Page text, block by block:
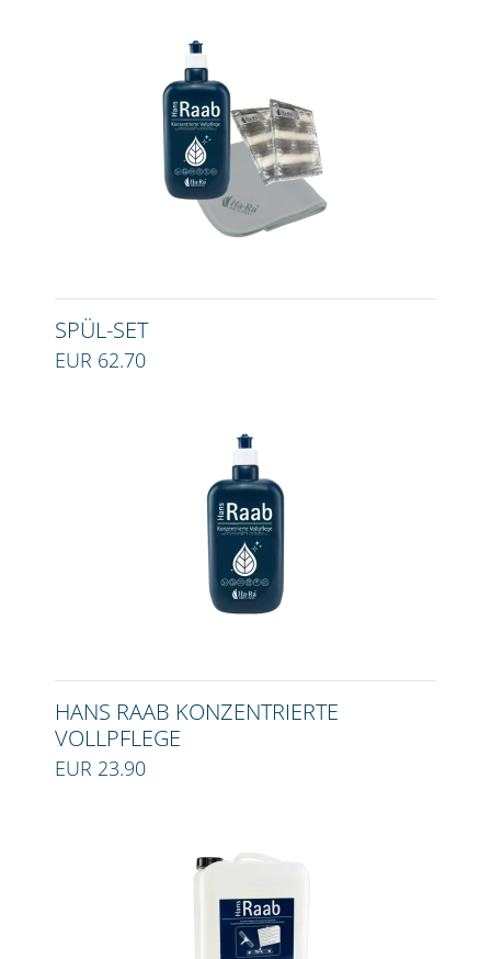
SPÜL-SET
EUR 62.70
HANS RAAB KONZENTRIERTE
VOLLPFLEGE
EUR 23.90